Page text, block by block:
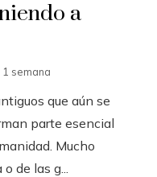
a
semana
que aún se
parte esencial
Mucho
de las g...